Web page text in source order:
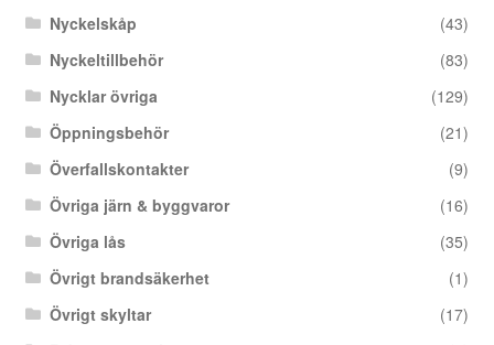
Nyckelskåp
(43)
Nyckeltillbehör
(83)
Nycklar övriga
(129)
Öppningsbehör
(21)
Överfallskontakter
(9)
Övriga järn & byggvaror
(16)
Övriga lås
(35)
Övrigt brandsäkerhet
(1)
Övrigt skyltar
(17)